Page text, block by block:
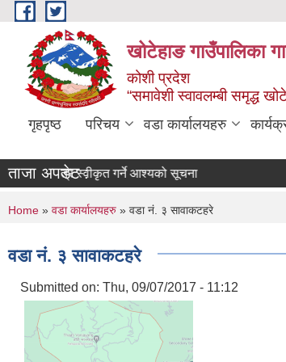
Skip to main content
खोटेहाङ गाउँपालिका
कोशी प्रदेश
“समावेशी स्वावलम्बी समृद्ध
गृहपृष्ठ परिचय वडा कार्यालयहरु
ताजा अपडेट :
बोलपत्र स्वीकृत गर्ने आश्यको सूचना
You are here
Home » वडा कार्यालयहरु » वडा नं. ३ सावाकटहरे
वडा नं. ३ सावाकटहरे
Submitted on: Thu, 09/07/2017 - 11:12